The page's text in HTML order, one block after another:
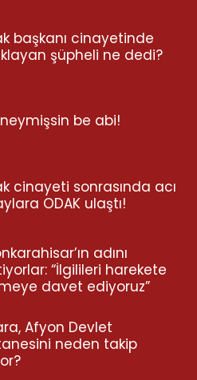
başkanı cinayetinde
şüpheli ne dedi?
be abi!
cinayeti sonrasında acı
ODAK ulaştı!
adını
“İlgilileri harekete
davet ediyoruz”
Afyon Devlet
neden takip